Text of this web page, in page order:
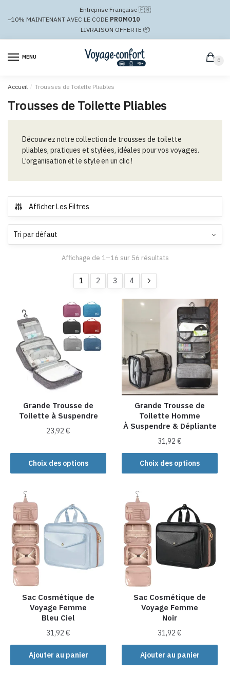
navigation
Entreprise Française 🇫🇷
–10% MAINTENANT AVEC LE CODE PROMO10
LIVRAISON OFFERTE 📦
MENU
0
Accueil / Trousses de Toilette Pliables
Trousses de Toilette Pliables
Découvrez notre collection de trousses de toilette
pliables, pratiques et stylées, idéales pour vos voyages.
L’organisation et le style en un clic !
Afficher Les Filtres
Affichage de 1–16 sur 56 résultats
1 2 3 4
Grande Trousse de
Toilette à Suspendre
23,92€
Choix des options
produit
a
Les
options
peuvent
être
page
du
produit
Grande Trousse de
Toilette Homme
À Suspendre & Dépliante
31,92€
Choix des options
Ce
produit
variations.
Les
options
peuvent
choisies
la
page
du
produit
Sac Cosmétique de
Voyage Femme
Bleu Ciel
31,92€
Ajouter au panier
Sac Cosmétique de
Voyage Femme
Noir
31,92€
Ajouter au panier